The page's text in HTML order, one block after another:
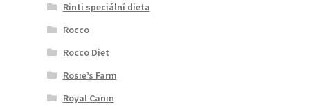
Rinti speciální dieta
Rocco
Rocco Diet
Rosie’s Farm
Royal Canin